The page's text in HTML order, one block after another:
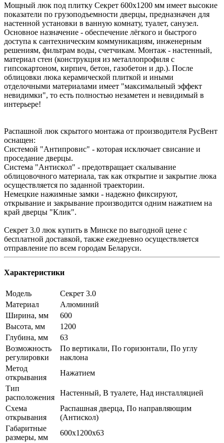
Мощный люк под плитку Секрет 600х1200 мм имеет высокие
показатели по грузоподъемности дверцы, предназначен для
настенной установки в ванную комнату, туалет, санузел.
Основное назначение - обеспечение лёгкого и быстрого
доступа к сантехническим коммуникациям, инженерным
решениям, фильтрам воды, счетчикам. Монтаж - настенный,
материал стен (конструкция из металлопрофиля с
гипсокартоном, кирпич, бетон, газобетон и др.). После
облицовки люка керамической плиткой и иными
отделочными материалами имеет "максимальный эффект
невидимки", то есть полностью незаметен и невидимый в
интерьере!
Распашной люк скрытого монтажа от производителя РусВент
оснащен:
Системой "Антипровис" - которая исключает свисание и
проседание дверцы.
Система "Антискол" - предотвращает скалывание
облицовочного материала, так как открытие и закрытие люка
осуществляется по заданной траектории.
Немецкие нажимные замки - надежно фиксируют,
открывание и закрывание производится одним нажатием на
край дверцы "Клик".
Секрет 3.0 люк купить в Минске по выгодной цене с
бесплатной доставкой, также ежедневно осуществляется
отправление по всем городам Беларуси.
Характеристики
Модель
Секрет 3.0
Материал
Алюминий
Ширина, мм
600
Высота, мм
1200
Глубина, мм
63
Возможность
регулировки
По вертикали, По горизонтали, По углу
наклона
Метод
открывания
Нажатием
Тип
расположения
Настенный, В туалете, Над инсталляцией
Схема
открывания
Распашная дверца, По направляющим
(Антискол)
Габаритные
размеры, мм
600x1200x63